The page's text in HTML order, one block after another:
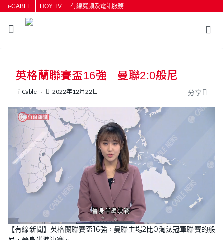
i-CABLE HOY TV 有線寬頻及電訊服務
按輸入鍵開始搜尋
英格蘭聯賽盃16強 曼聯2:0般尼
i-Cable 2022年12月22日 分享
U
n
m
u
L
o
a
【有線新聞】英格蘭聯賽盃16強，曼聯主場2比0淘汰冠軍聯賽的般